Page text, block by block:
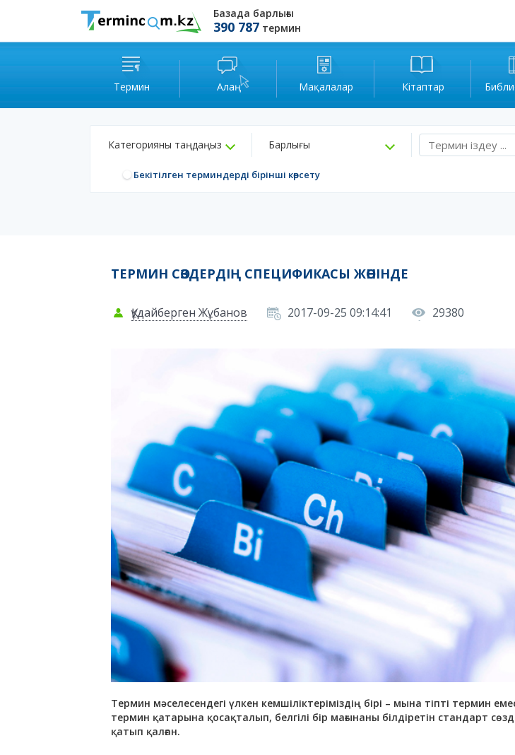
Базада барлығы
390 787 термин
Термин Алаң Мақалалар Кітаптар
Категорияны таңдаңыз Барлығы
Бекітілген терминдерді бірінші көрсету
ТЕРМИН СӨЗДЕРДІҢ СПЕЦИФИКАСЫ ЖӨНІНДЕ
Құдайберген Жұбанов 2017-09-25 09:14:41 29380
Термин мәселесендегі үлкен кемшіліктеріміздің бірі – мына тіпті термин
термин қатарына қосақталып, белгілі бір мағынаны білдіретін стандарт
қатып қалған.